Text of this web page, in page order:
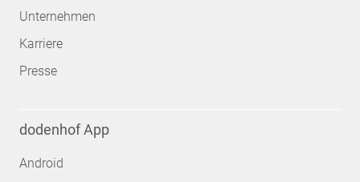
Unternehmen
Karriere
Presse
dodenhof App
Android